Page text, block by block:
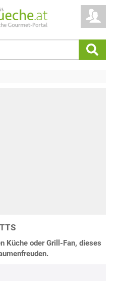
Küche oder Grill-Fan, dieses